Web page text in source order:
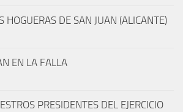
HOGUERAS DE SAN JUAN (ALICANTE)
EN LA FALLA
PRESIDENTES DEL EJERCICIO